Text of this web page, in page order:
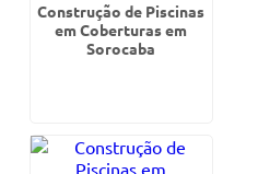
Construção de Piscinas
em Coberturas em
Sorocaba